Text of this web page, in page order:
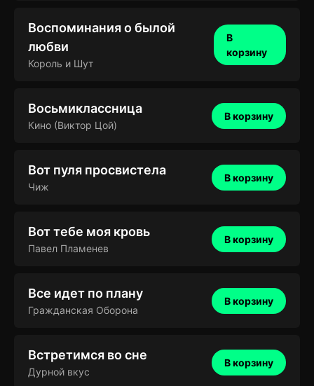
Воспоминания о былой
любви
Король и Шут
В
корзину
Восьмиклассница
Кино (Виктор Цой)
В корзину
Вот пуля просвистела
Чиж
В корзину
Вот тебе моя кровь
Павел Пламенев
В корзину
Все идет по плану
Гражданская Оборона
В корзину
Встретимся во сне
Дурной вкус
В корзину